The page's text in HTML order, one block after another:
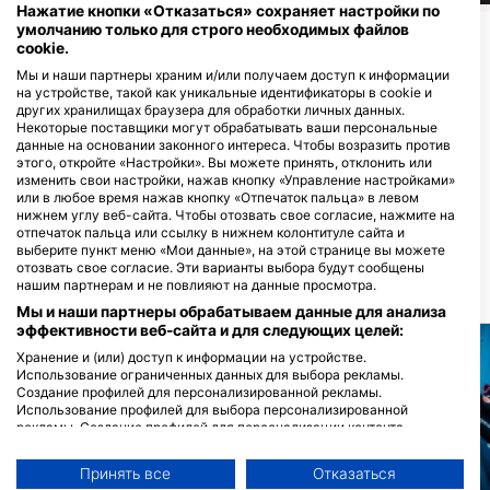
Показать больше животных
Дайв-центры, обслуживающие этот
дайв-сайт
Woods & Water
124 Edwards Ave, 33510 Brandon,
FL - СОЕДИНЕННЫЕ ШТАТЫ
Heroes Dive Center
2109 A Main Street, 34698
Dunedin, FL - СОЕДИНЕННЫЕ
ШТАТЫ
БЛИЖАЙШИЕ ДАЙВ САЙТЫ
Нажатие кнопки «Отказаться» сохраняет настройки по
умолчанию только для строго необходимых файлов
cookie.
Мы и наши партнеры храним и/или получаем доступ к информации
на устройстве, такой как уникальные идентификаторы в cookie и
других хранилищах браузера для обработки личных данных.
Некоторые поставщики могут обрабатывать ваши персональные
данные на основании законного интереса. Чтобы возразить против
этого, откройте «Настройки». Вы можете принять, отклонить или
изменить свои настройки, нажав кнопку «Управление настройками»
или в любое время нажав кнопку «Отпечаток пальца» в левом
нижнем углу веб-сайта. Чтобы отозвать свое согласие, нажмите на
отпечаток пальца или ссылку в нижнем колонтитуле сайта и
выберите пункт меню «Мои данные», на этой странице вы можете
отозвать свое согласие. Эти варианты выбора будут сообщены
нашим партнерам и не повлияют на данные просмотра.
Мы и наши партнеры обрабатываем данные для анализа
эффективности веб-сайта и для следующих целей:
Хранение и (или) доступ к информации на устройстве.
Использование ограниченных данных для выбора рекламы.
Создание профилей для персонализированной рекламы.
Использование профилей для выбора персонализированной
рекламы. Создание профилей для персонализации контента.
контента. Определение эффективности рекламы. Определение
эффективности контента. Понимание аудитории с помощью
Принять все Отказаться